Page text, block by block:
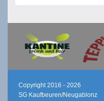
Copyright 2016 - 2026
SG Kaufbeuren/Neugablonz